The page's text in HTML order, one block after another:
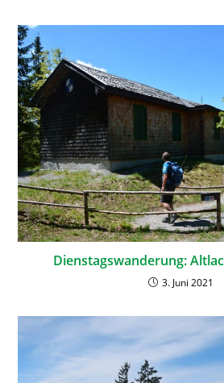
Dienstagswanderung:
3. Juni 2021